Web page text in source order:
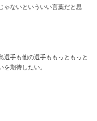
ゃないといういい言葉だと思
選手も他の選手ももっともっと
期待したい。